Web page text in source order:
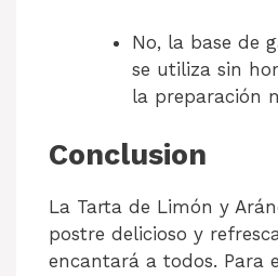
No, la base de
se utiliza sin
la preparación
Conclusion
La Tarta de Limón y
postre delicioso y
encantará a todos. Para